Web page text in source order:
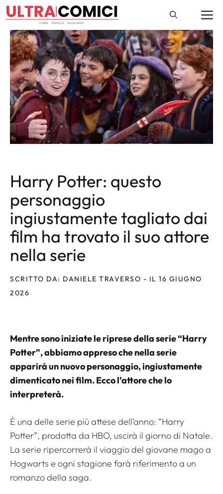
Vai
al
contenuto
Harry Potter: questo
personaggio
ingiustamente tagliato dai
film ha trovato il suo attore
nella serie
SCRITTO DA: DANIELE TRAVERSO - IL 16 GIUGNO
2026
Mentre sono iniziate le riprese della serie “Harry
Potter”, abbiamo appreso che nella serie
apparirà un nuovo personaggio, ingiustamente
dimenticato nei film. Ecco l’attore che lo
interpreterà.
È una delle serie più attese dell’anno: “Harry
Potter”, prodotta da HBO, uscirà il giorno di Natale.
La serie ripercorrerà il viaggio del giovane mago a
Hogwarts e ogni stagione farà riferimento a un
romanzo della saga.